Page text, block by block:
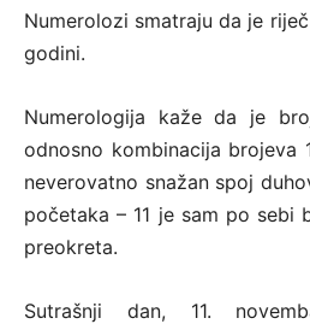
Numerolozi smatraju da je
godini.
Numerologija kaže da je
odnosno kombinacija brojeva
neverovatno snažan spoj
početaka – 11 je sam po sebi
preokreta.
Sutrašnji dan, 11.